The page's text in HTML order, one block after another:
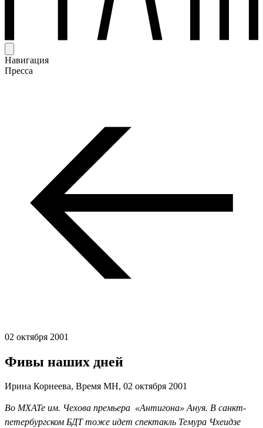
Навигация
Пресса
02 октября 2001
Фивы наших дней
Ирина Корнеева, Время МН, 02 октября 2001
Во МХАТе им. Чехова премьера  «Антигона» Ануя. В санкт-
петербургском БДТ тоже идет спектакль Темура Чхеидзе